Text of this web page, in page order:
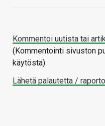
Kommentoi uutista tai
(Kommentointi sivuston
käytöstä)
Lähetä palautetta /